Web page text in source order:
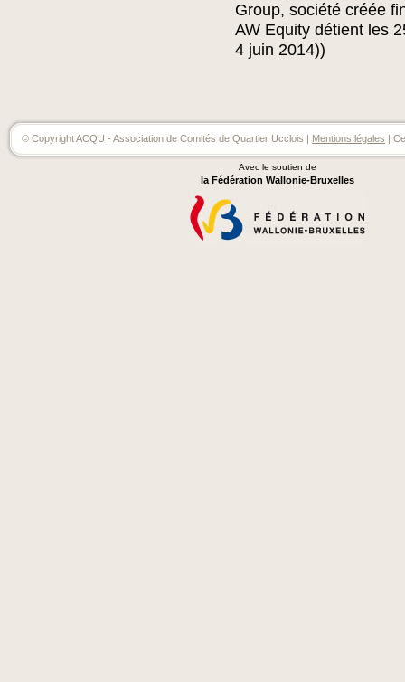
Group, société créée
AW Equity détient les
4 juin 2014))
© Copyright ACQU - Association de Comités de Quartier Ucclois | Mentions légales |
Avec le soutien de
la Fédération Wallonie-Bruxelles